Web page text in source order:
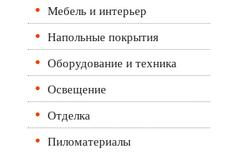
Мебель и интерьер
Напольные покрытия
Оборудование и техника
Освещение
Отделка
Пиломатериалы